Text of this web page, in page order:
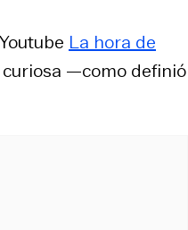
La hora de
curiosa —como definió